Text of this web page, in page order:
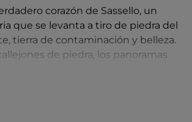
corazón de Sassello, un
que se levanta a tiro de piedra del
tierra de contaminación y belleza.
de piedra, los panoramas